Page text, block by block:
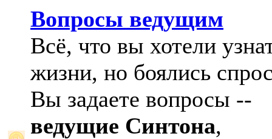
Вопросы ведущим
Всё, что вы хотели
жизни, но боялись
Вы задаете вопросы --
ведущие Синтона,